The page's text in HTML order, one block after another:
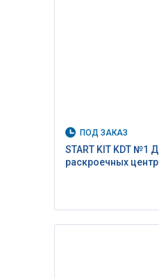
ПОД ЗАКАЗ
START KIT KDT №1
раскроечных